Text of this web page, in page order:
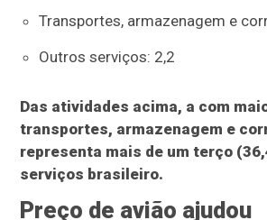
Transportes, armazenagem e
Outros serviços: 2,2
Das atividades acima, a com
transportes, armazenagem e
representa mais de um terço
serviços brasileiro.
Preço de avião ajudou